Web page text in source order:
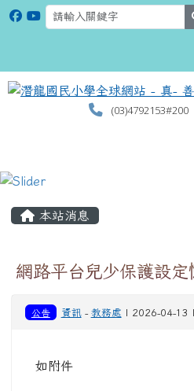
(03)4792153#200
本站消息
網路平台兒少保護設定
公告 資訊- 教務處 | 2026-04-13
如附件